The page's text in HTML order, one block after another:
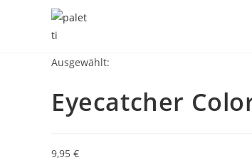
Ausgewählt:
Eyecatcher
9,95 €